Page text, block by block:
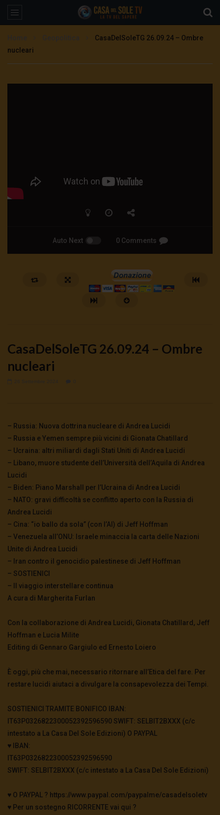
CasaDelSoleTG 26.09.24 – Ombre
nucleari
Auto Next 0 Comments
0
33 0 0
0
CasaDelSoleTG 26.09.24 – Ombre
nucleari
– Russia: Nuova dottrina nucleare di Andrea Lucidi
– Russia e Yemen sempre più vicini di Gionata Chatillard
– Ucraina: altri miliardi dagli Stati Uniti di Andrea Lucidi
– Libano, muore studente dell’Università dell’Aquila di Andrea
Lucidi
– Biden: Piano Marshall per l’Ucraina di Andrea Lucidi
– NATO: gravi difficoltà se conflitto aperto con la Russia di
Andrea Lucidi
– Cina: “io ballo da sola” (con l’AI) di Jeff Hoffman
– Venezuela all’ONU: Israele minaccia la carta delle Nazioni
Unite di Andrea Lucidi
– Iran contro il genocidio palestinese di Jeff Hoffman
– SOSTIENICI
– Il viaggio interstellare continua
A cura di Margherita Furlan
Con la collaborazione di Andrea Lucidi, Gionata Chatillard, Jeff
Hoffman e Lucia Milite
Editing di Gennaro Gargiulo ed Ernesto Loiero
È oggi, più che mai, necessario ritornare all’Etica del fare. Per
restare lucidi aiutaci a divulgare la consapevolezza dei Tempi.
SOSTIENICI TRAMITE BONIFICO IBAN:
IT63P0326822300052392596590 SWIFT: SELBIT2BXXX (c/c
intestato a La Casa Del Sole Edizioni) O PAYPAL
♥️ IBAN:
IT63P0326822300052392596590
SWIFT: SELBIT2BXXX (c/c intestato a La Casa Del Sole Edizioni)
♥️ O PAYPAL ? https://www.paypal.com/paypalme/casadelsoletv
♥️ Per un sostegno RICORRENTE vai qui ?